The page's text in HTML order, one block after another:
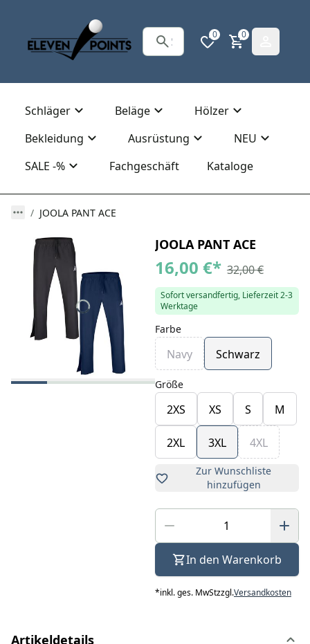
0 0
Schläger Beläge
Hölzer
Bekleidung
Ausrüstung
NEU
SALE -%
Fachgeschäft Kataloge
JOOLA PANT ACE
JOOLA PANT ACE
16,00 €* 32,00 €
Sofort versandfertig, Lieferzeit 2-3
Werktage
Farbe
Navy Schwarz
Größe
2XS XS S M
2XL 3XL 4XL
Zur Wunschliste
hinzufügen
In den Warenkorb
*inkl. ges. MwStzzgl.Versandkosten
Artikeldetails